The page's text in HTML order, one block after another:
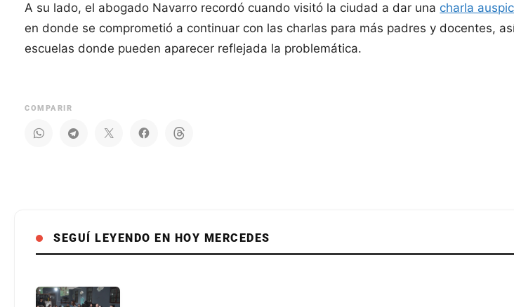
A su lado, el abogado Navarro recordó cuando visitó la ciudad a dar una charla
en donde se comprometió a continuar con las charlas para más padres y docentes,
escuelas donde pueden aparecer reflejada la problemática.
COMPARIR
SEGUÍ LEYENDO EN HOY MERCEDES